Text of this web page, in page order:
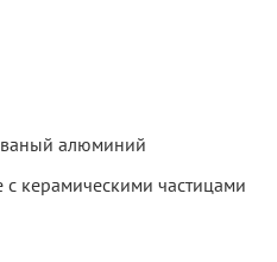
алюминий
керамическими частицами